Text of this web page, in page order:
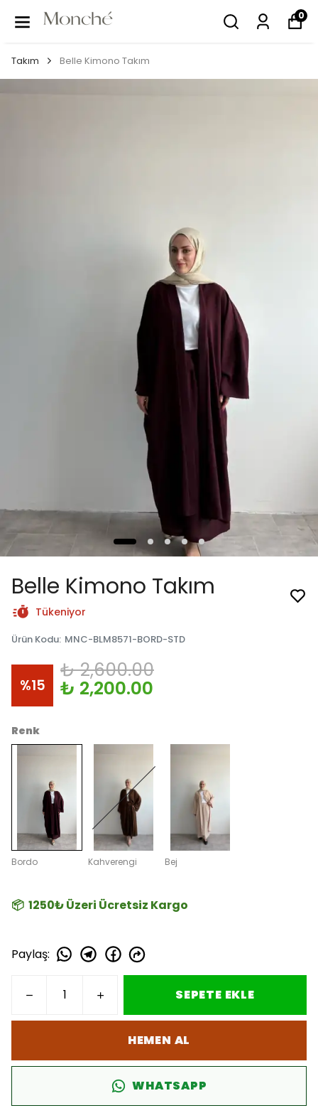
0
Takım Belle Kimono Takım
Belle Kimono Takım
Tükeniyor
Ürün Kodu: MNC-BLM8571-BORD-STD
%15
₺ 2,600.00
₺ 2,200.00
Renk
Bordo Kahverengi Bej
📦 1250₺ Üzeri Ücretsiz Kargo
Paylaş:
SEPETE EKLE
HEMEN AL
WHATSAPP